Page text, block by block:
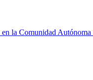
la Comunidad Autónoma